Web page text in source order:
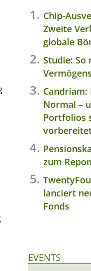
Chip-
Zweite
globale
Studie: So
Candriam:
Normal –
Portfolios
zum
lanciert
Fonds
EVENTS